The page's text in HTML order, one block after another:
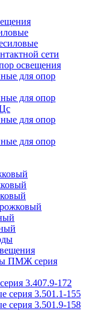
сети
освещения
для опор
для опор
для опор
для опор
ПМЖ серия
3.407.9-172
серия 3.501.1-155
серия 3.501.9-158